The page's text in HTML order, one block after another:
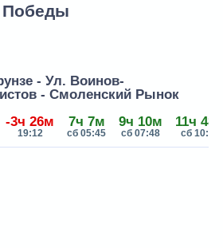
Победы
- Ул. Воинов-
- Смоленский Рынок
-3ч 26м
19:12
7ч 7м
сб 05:45
9ч 10м
сб 07:48
11ч
сб 10:26